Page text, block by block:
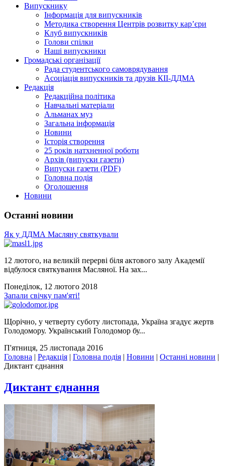
Випускнику
Інформація для випускників
Методика створення Центрів розвитку кар’єри
Клуб випускників
Голови спілки
Наші випускники
Громадські організації
Рада студентського самоврядування
Асоціація випускників та друзів КІІ-ДДМА
Редакція
Редакційна політика
Навчальні матеріали
Альманах муз
Загальна інформація
Новини
Історія створення
25 років натхненної роботи
Архів (випуски газети)
Випуски газети (PDF)
Головна подія
Оголошення
Новини
Останні новини
Як у ДДМА Масляну святкували
12 лютого, на великій перерві біля актового залу Академії
відбулося святкування Масляної. На зах...
Понеділок, 12 лютого 2018
Запали свічку пам'яті!
Щорічно, у четверту суботу листопада, Україна згадує жертв
Голодомору. Український Голодомор бу...
П'ятниця, 25 листопада 2016
Головна | Редакція | Головна подія | Новини | Останні новини |
Диктант єднання
Диктант єднання